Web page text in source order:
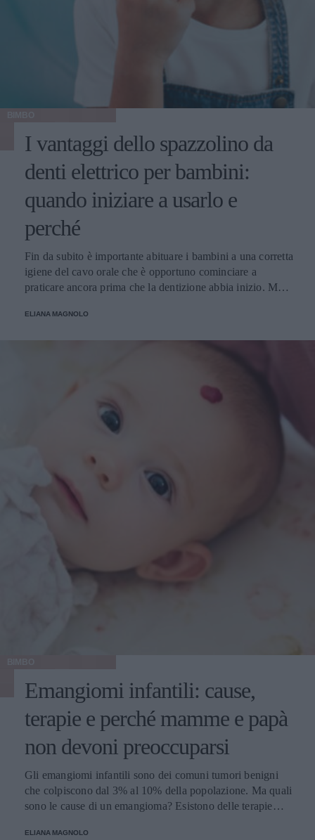
I vantaggi dello spazzolino da
denti elettrico per bambini:
quando iniziare a usarlo e
perché
Fin da subito è importante abituare i bambini a una corretta
igiene del cavo orale che è opportuno cominciare a
praticare ancora prima che la dentizione abbia inizio. Ma
elettrico? Da quale età?
ELIANA MAGNOLO
Emangiomi infantili: cause,
terapie e perché mamme e papà
non devoni preoccuparsi
Gli emangiomi infantili sono dei comuni tumori benigni
che colpiscono dal 3% al 10% della popolazione. Ma quali
sono le cause di un emangioma? Esistono delle terapie
di mamma e papà chi ci pensa? Parliamone insieme.
ELIANA MAGNOLO